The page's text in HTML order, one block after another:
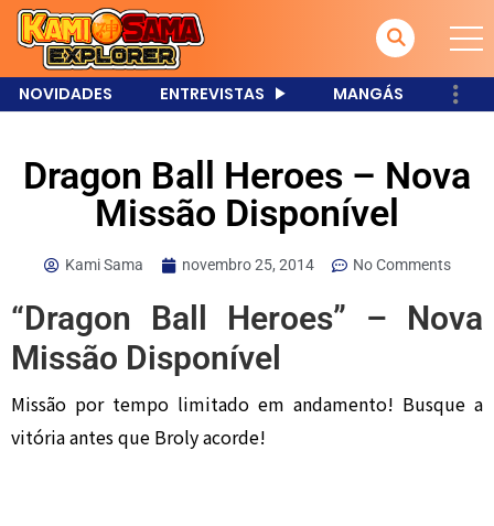
NOVIDADES ENTREVISTAS MANGÁS
Dragon Ball Heroes – Nova
Missão Disponível
Kami Sama novembro 25, 2014 No Comments
“Dragon Ball Heroes” – Nova
Missão Disponível
Missão por tempo limitado em andamento! Busque a
vitória antes que Broly acorde!